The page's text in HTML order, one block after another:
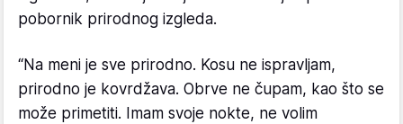
pobornik prirodnog izgleda.
“Na meni je sve prirodno. Kosu ne ispravljam,
prirodno je kovrdžava. Obrve ne čupam, kao što se
može primetiti. Imam svoje nokte, ne volim